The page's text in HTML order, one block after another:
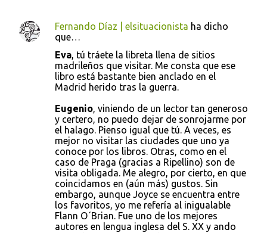
Fernando Díaz | elsituacionista ha dicho
que…
Eva, tú tráete la libreta llena de sitios
madrileños que visitar. Me consta que ese
libro está bastante bien anclado en el
Madrid herido tras la guerra.
Eugenio, viniendo de un lector tan generoso
y certero, no puedo dejar de sonrojarme por
el halago. Pienso igual que tú. A veces, es
mejor no visitar las ciudades que uno ya
conoce por los libros. Otras, como en el
caso de Praga (gracias a Ripellino) son de
visita obligada. Me alegro, por cierto, en que
coincidamos en (aún más) gustos. Sin
embargo, aunque Joyce se encuentra entre
los favoritos, yo me refería al inigualable
Flann O´Brian. Fue uno de los mejores
autores en lengua inglesa del S. XX y ando